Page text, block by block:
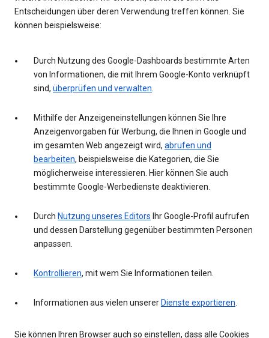
Entscheidungen über deren Verwendung treffen können. Sie
können beispielsweise:
Durch Nutzung des Google-Dashboards bestimmte Arten
von Informationen, die mit Ihrem Google-Konto verknüpft
sind, überprüfen und verwalten.
Mithilfe der Anzeigeneinstellungen können Sie Ihre
Anzeigenvorgaben für Werbung, die Ihnen in Google und
im gesamten Web angezeigt wird, abrufen und
bearbeiten, beispielsweise die Kategorien, die Sie
möglicherweise interessieren. Hier können Sie auch
bestimmte Google-Werbedienste deaktivieren.
Durch Nutzung unseres Editors Ihr Google-Profil aufrufen
und dessen Darstellung gegenüber bestimmten Personen
anpassen.
Kontrollieren, mit wem Sie Informationen teilen.
Informationen aus vielen unserer Dienste exportieren.
Sie können Ihren Browser auch so einstellen, dass alle Cookies